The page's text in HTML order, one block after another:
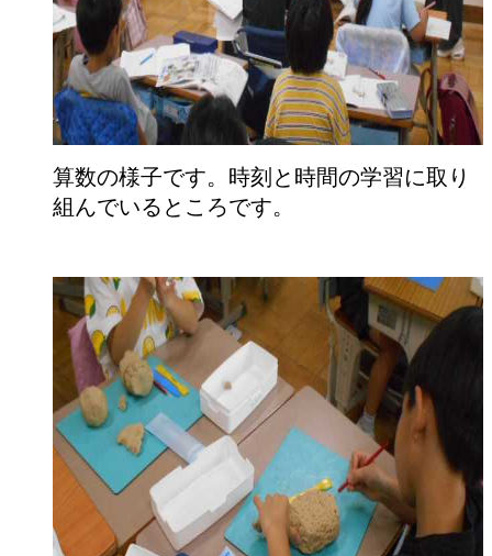
算数の様子です。時刻と時間の学習に取り
組んでいるところです。